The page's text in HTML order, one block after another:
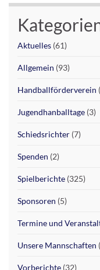
Aktuelles (61)
Allgemein (93)
Handballförderverein
Jugendhanballtage (3)
Schiedsrichter (7)
Spenden (2)
Spielberichte (325)
Sponsoren (5)
Termine und
Unsere Mannschaften
Vorberichte (32)